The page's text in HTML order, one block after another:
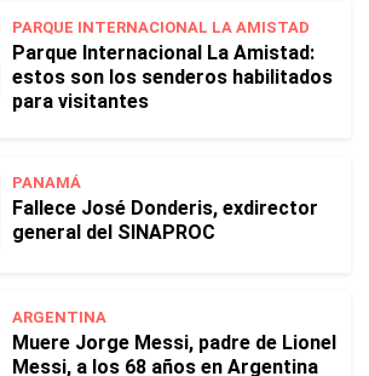
PARQUE INTERNACIONAL LA AMISTAD
Parque Internacional La Amistad:
estos son los senderos habilitados
para visitantes
PANAMÁ
Fallece José Donderis, exdirector
general del SINAPROC
ARGENTINA
Muere Jorge Messi, padre de Lionel
Messi, a los 68 años en Argentina